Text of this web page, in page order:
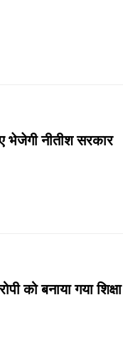
नीतीश सरकार
को बनाया गया शिक्षा